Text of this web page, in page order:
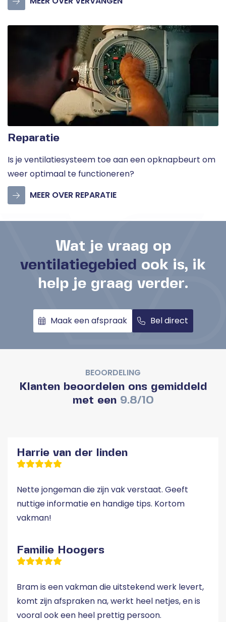
Reparatie
Is je ventilatiesysteem toe aan een opknapbeurt om
weer optimaal te functioneren?
MEER OVER REPARATIE
Wat je vraag op
ventilatiegebied ook is, ik
help je graag verder.
Maak een afspraak Bel direct
BEOORDELING
Klanten beoordelen ons gemiddeld
met een 9.8/10
Harrie van der linden
Nette jongeman die zijn vak verstaat. Geeft
nuttige informatie en handige tips. Kortom
vakman!
Familie Hoogers
Bram is een vakman die uitstekend werk levert,
komt zijn afspraken na, werkt heel netjes, en is
vooral ook een heel prettig persoon.